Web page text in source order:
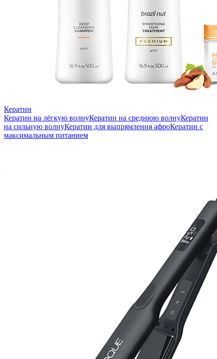
Кератин
Кератин на лёгкую волнуКератин на среднюю волнуКератин
на сильную волнуКератин для выпрямления афроКератин с
максимальным питанием